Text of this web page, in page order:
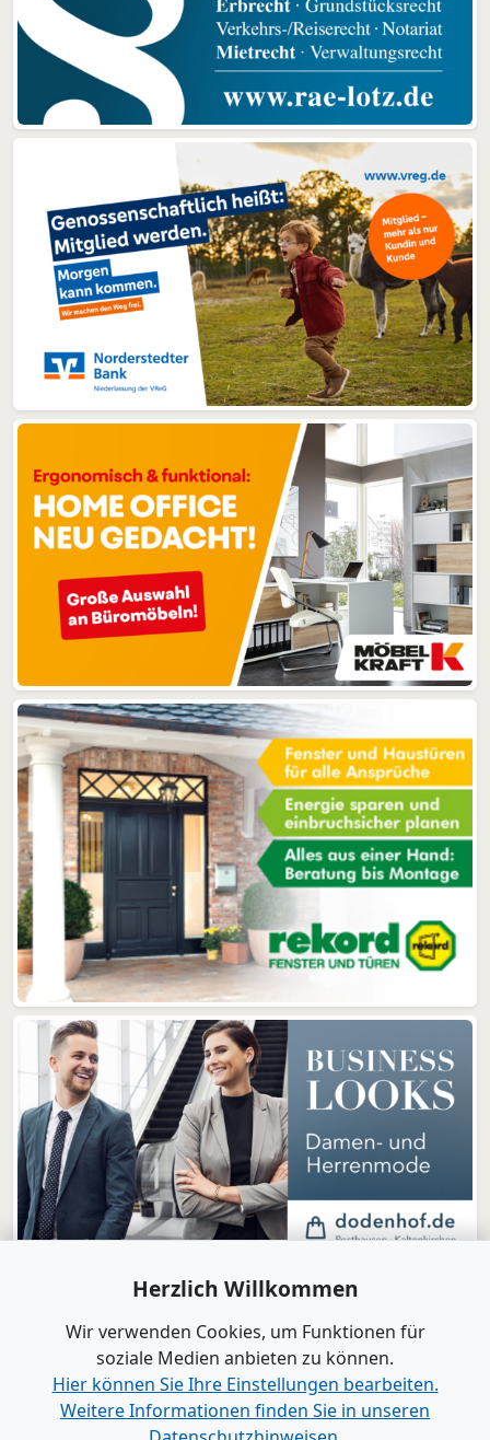
Herzlich Willkommen
Wir verwenden Cookies, um Funktionen für
soziale Medien anbieten zu können.
Hier können Sie Ihre Einstellungen bearbeiten.
Weitere Informationen finden Sie in unseren